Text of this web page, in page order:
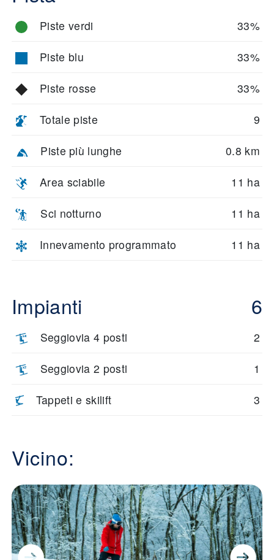
Piste verdi 33%
Piste blu 33%
Piste rosse 33%
Totale piste 9
Piste più lunghe 0.8 km
Area sciabile 11 ha
Sci notturno 11 ha
Innevamento programmato 11 ha
Impianti 6
Seggiovia 4 posti 2
Seggiovia 2 posti 1
Tappeti e skilift 3
Vicino: